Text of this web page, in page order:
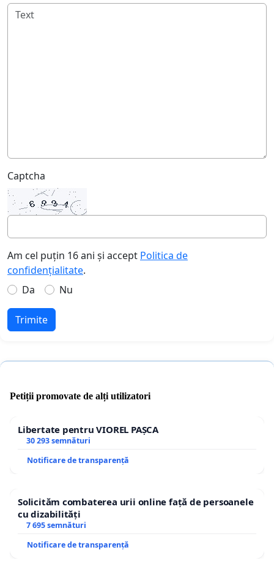
Captcha
Am cel puțin 16 ani și accept Politica de
confidențialitate.
Da
Nu
Trimite
Petiții promovate de alți utilizatori
Libertate pentru VIOREL PAȘCA
30 293 semnături
Notificare de transparență
Solicităm combaterea urii online față de persoanele
cu dizabilități
7 695 semnături
Notificare de transparență